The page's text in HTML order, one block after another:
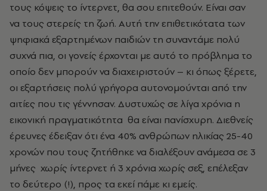
τους κόψεις το ίντερνετ, θα σου επιτεθούν. Είναι σαν
να τους στερείς τη ζωή. Αυτή την επιθετικότατα των
ψηφιακά εξαρτημένων παιδιών τη συναντάμε πολύ
συχνά πια, οι γονείς έρχονται με αυτό το πρόβλημα το
οποίο δεν μπορούν να διαχειριστούν – κι όπως ξέρετε,
οι εξαρτήσεις πολύ γρήγορα αυτονομούνται από την
αιτίες που τις γέννησαν. Δυστυχώς σε λίγα χρόνια η
εικονική πραγματικότητα θα είναι πανίσχυρη. Διεθνείς
έρευνες έδειξαν ότι ένα 40% ανθρώπων ηλικίας 25-40
χρονών που τους ζητήθηκε να διαλέξουν ανάμεσα σε 3
μήνες χωρίς ίντερνετ ή 3 χρόνια χωρίς σεξ, επέλεξαν
το δεύτερο (!), προς τα εκεί πάμε κι εμείς.